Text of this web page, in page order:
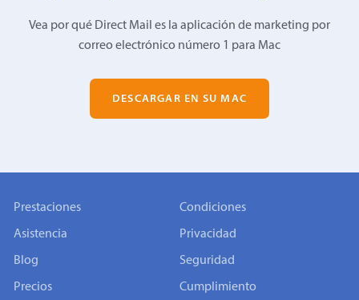
Vea por qué Direct Mail es la aplicación de marketing por
correo electrónico número 1 para Mac
DESCARGAR EN SU MAC
Prestaciones
Asistencia
Blog
Precios
Condiciones
Privacidad
Seguridad
Cumplimiento